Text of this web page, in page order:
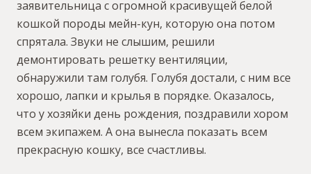
заявительница с огромной красивущей белой
кошкой породы мейн-кун, которую она потом
спрятала. Звуки не слышим, решили
демонтировать решетку вентиляции,
обнаружили там голубя. Голубя достали, с ним все
хорошо, лапки и крылья в порядке. Оказалось,
что у хозяйки день рождения, поздравили хором
всем экипажем. А она вынесла показать всем
прекрасную кошку, все счастливы.